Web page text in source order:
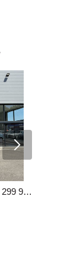
4x4 - SUV - Diesel - Année 2009 - 299 945 km, 7 990 €